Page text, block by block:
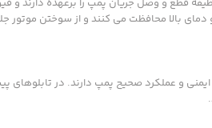
قطع و وصل جریان پمپ را برعهده دارند و
دمای بالا محافظت می کنند و از سوختن موتور